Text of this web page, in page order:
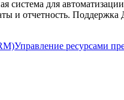
для
и отчетность.
Управление ресурсами